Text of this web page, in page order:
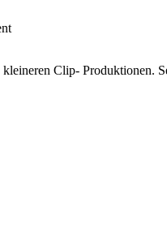
Clip- Produktionen.